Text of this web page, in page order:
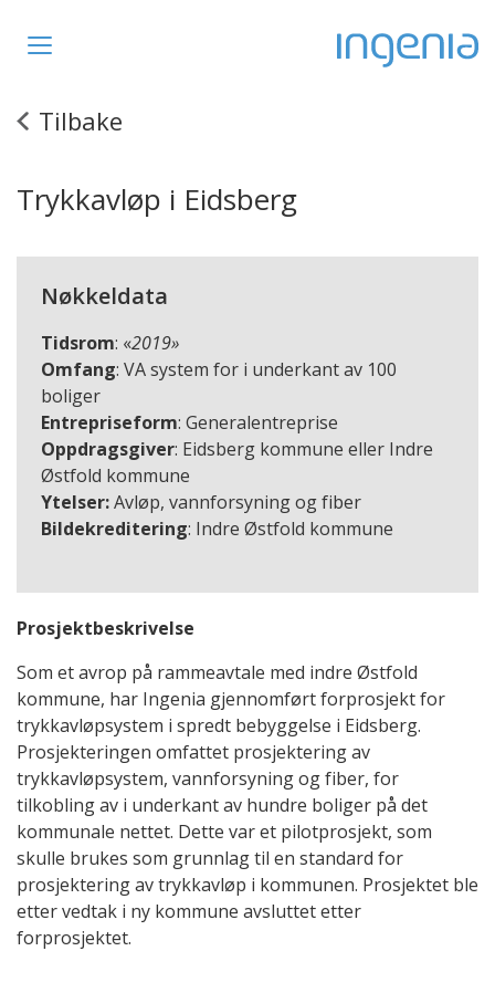
Toggle
Tilbake
Trykkavløp i Eidsberg
Nøkkeldata
Tidsrom: «2019»
Omfang: VA system for i underkant av 100
boliger
Entrepriseform: Generalentreprise
Oppdragsgiver: Eidsberg kommune eller Indre
Østfold kommune
Ytelser:Avløp, vannforsyning og fiber
Bildekreditering: Indre Østfold kommune
Prosjektbeskrivelse
Som et avrop på rammeavtale med indre Østfold
kommune, har Ingenia gjennomført forprosjekt for
trykkavløpsystem i spredt bebyggelse i Eidsberg.
Prosjekteringen omfattet prosjektering av
trykkavløpsystem, vannforsyning og fiber, for
tilkobling av i underkant av hundre boliger på det
kommunale nettet. Dette var et pilotprosjekt, som
skulle brukes som grunnlag til en standard for
prosjektering av trykkavløp i kommunen. Prosjektet ble
etter vedtak i ny kommune avsluttet etter
forprosjektet.